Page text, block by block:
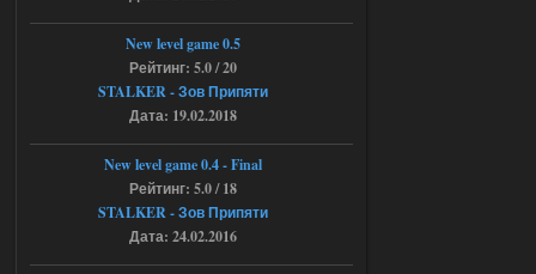
https://rutube.ru/video/50be34
6a53045b746b6f2d80812029a
3/?r=plemwd
Ответить ➤
04.08.2026
STCoP WP 3.4
New level game 0.5
Рейтинг: 5.0 / 20
STALKER - Зов Припяти
Дата: 19.02.2018
New level game 0.4 - Final
Рейтинг: 5.0 / 18
STALKER - Зов Припяти
Дата: 24.02.2016